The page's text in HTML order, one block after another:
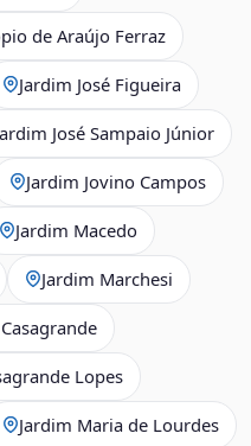
de Araújo Ferraz
Jardim José Figueira
José Sampaio Júnior
Jardim Jovino Campos
Jardim Macedo
Jardim Marchesi
Lopes
Jardim Maria de Lourdes